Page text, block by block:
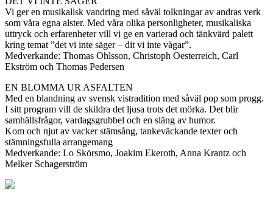
Vi ger en musikalisk vandring med såväl tolkningar av andras verk
som våra egna alster. Med våra olika personligheter, musikaliska
uttryck och erfarenheter vill vi ge en varierad och tänkvärd palett
kring temat ”det vi inte säger – dit vi inte vågar”.
Medverkande: Thomas Ohlsson, Christoph Oesterreich, Carl
Ekström och Thomas Pedersen
EN BLOMMA UR ASFALTEN
Med en blandning av svensk vistradition med såväl pop som progg.
I sitt program vill de skildra det ljusa trots det mörka. Det blir
samhällsfrågor, vardagsgrubbel och en släng av humor.
Kom och njut av vacker stämsång, tankeväckande texter och
stämningsfulla arrangemang
Medverkande: Lo Skörsmo, Joakim Ekeroth, Anna Krantz och
Melker Schagerström